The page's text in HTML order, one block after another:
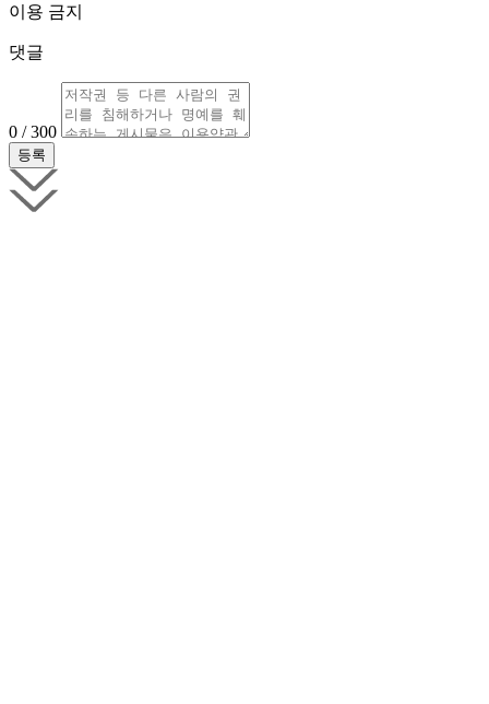
이용 금지
댓글
0 / 300